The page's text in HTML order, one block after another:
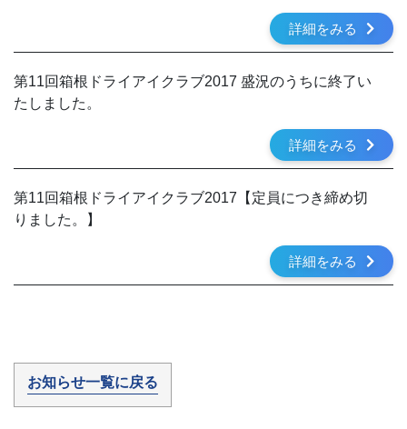
詳細をみる
第11回箱根ドライアイクラブ2017 盛況のうちに終了い
たしました。
詳細をみる
第11回箱根ドライアイクラブ2017【定員につき締め切
りました。】
詳細をみる
お知らせ一覧に戻る